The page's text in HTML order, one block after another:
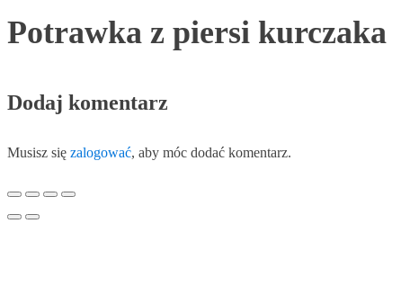
Potrawka z piersi kurczaka
Dodaj komentarz
Musisz się zalogować, aby móc dodać komentarz.